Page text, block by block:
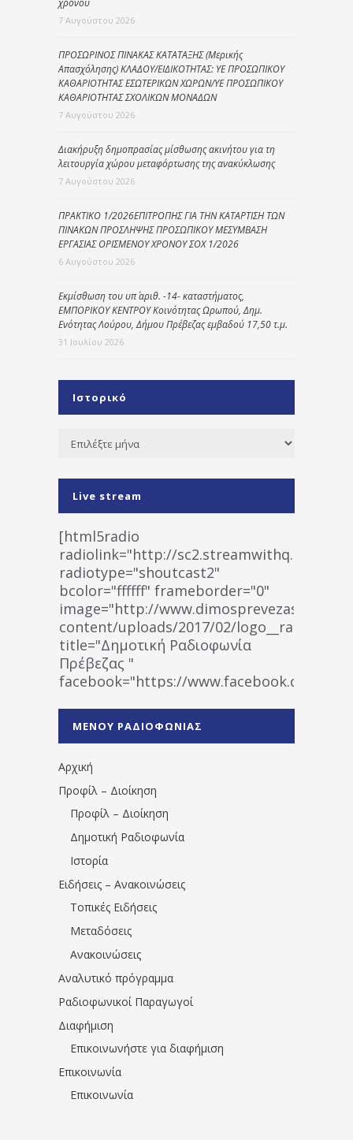
7 Αυγούστου 2026
ΠΡΟΣΩΡΙΝΟΣ ΠΙΝΑΚΑΣ ΚΑΤΑΤΑΞΗΣ (Μερικής
Απασχόλησης) ΚΛΑΔΟΥ/ΕΙΔΙΚΟΤΗΤΑΣ: ΥΕ ΠΡΟΣΩΠΙΚΟΥ
ΚΑΘΑΡΙΟΤΗΤΑΣ ΕΣΩΤΕΡΙΚΩΝ ΧΩΡΩΝ/ΥΕ ΠΡΟΣΩΠΙΚΟΥ
ΚΑΘΑΡΙΟΤΗΤΑΣ ΣΧΟΛΙΚΩΝ ΜΟΝΑΔΩΝ
7 Αυγούστου 2026
Διακήρυξη δημοπρασίας μίσθωσης ακινήτου για τη
λειτουργία χώρου μεταφόρτωσης της ανακύκλωσης
7 Αυγούστου 2026
ΠΡΑΚΤΙΚΟ 1/2026ΕΠΙΤΡΟΠΗΣ ΓΙΑ ΤΗΝ ΚΑΤΑΡΤΙΣΗ ΤΩΝ
ΠΙΝΑΚΩΝ ΠΡΟΣΛΗΨΗΣ ΠΡΟΣΩΠΙΚΟΥ ΜΕΣΥΜΒΑΣΗ
ΕΡΓΑΣΙΑΣ ΟΡΙΣΜΕΝΟΥ ΧΡΟΝΟΥ ΣΟΧ 1/2026
6 Αυγούστου 2026
Εκμίσθωση του υπ΄ αριθ. -14- καταστήματος,
ΕΜΠΟΡΙΚΟΥ ΚΕΝΤΡΟΥ Κοινότητας Ωρωπού, Δημ.
Ενότητας Λούρου, Δήμου Πρέβεζας εμβαδού 17,50 τ.μ.
31 Ιουλίου 2026
Ιστορικό
Ιστορικό
Live stream
[html5radio
radiolink="http://
radiotype="shoutcast2"
bcolor="ffffff" frameborder="0"
image="http://www.dimosprevezas.gr/wp-
content/uploads/2017/02/
title="Δημοτική Ραδιοφωνία
Πρέβεζας "
facebook="https://www.facebook.com/
1531194763766854/" artist="" ]
ΜΕΝΟΥ ΡΑΔΙΟΦΩΝΙΑΣ
Αρχική
Προφίλ – Διοίκηση
Προφίλ – Διοίκηση
Δημοτική Ραδιοφωνία
Ιστορία
Ειδήσεις – Ανακοινώσεις
Τοπικές Ειδήσεις
Μεταδόσεις
Ανακοινώσεις
Αναλυτικό πρόγραμμα
Ραδιοφωνικοί Παραγωγοί
Διαφήμιση
Επικοινωνήστε για διαφήμιση
Επικοινωνία
Επικοινωνία